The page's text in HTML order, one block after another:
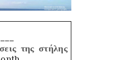
της στήλης